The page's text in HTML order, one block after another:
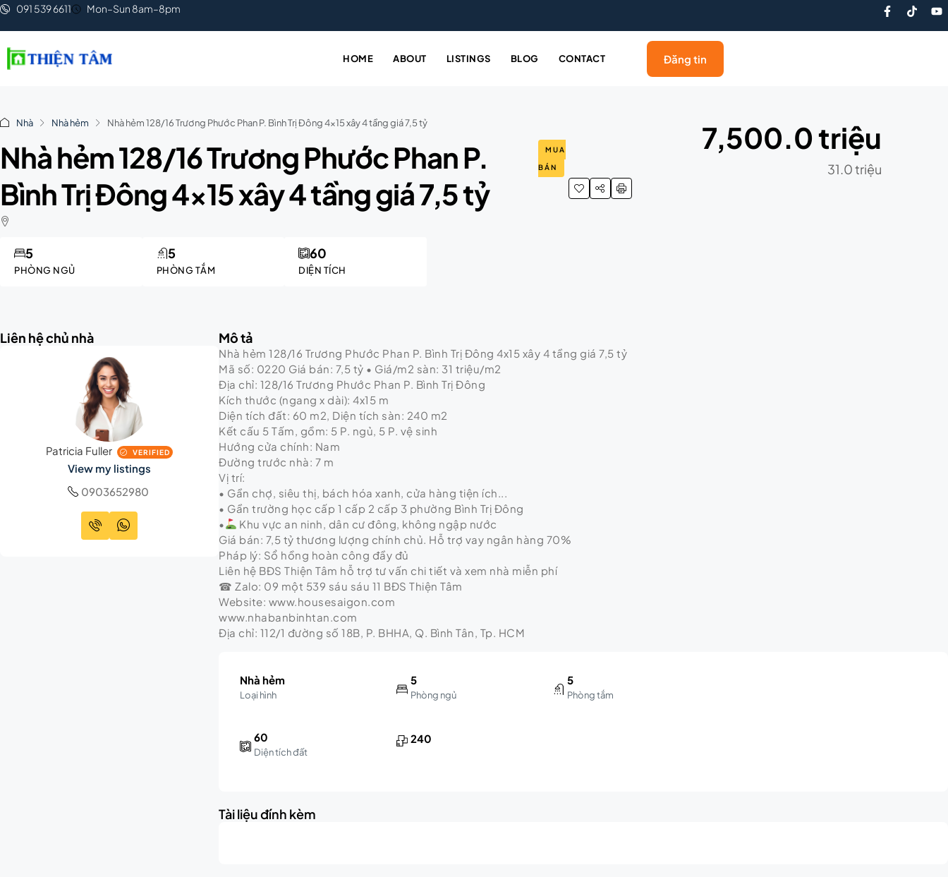
091 539 6611 Mon–Sun 8am–8pm
HOME ABOUT LISTINGS BLOG CONTACT Đăng tin
Nhà Nhà hẻm Nhà hẻm 128/16 Trương Phước Phan P. Bình Trị Đông 4×15 xây 4 tầng giá 7,5 tỷ
Nhà hẻm 128/16 Trương Phước Phan P.
Bình Trị Đông 4×15 xây 4 tầng giá 7,5 tỷ
MUA
BÁN
PHÒNG NGỦ
5
PHÒNG TẮM
5
DIỆN TÍCH
60
7,500.0 triệu
31.0 triệu
Liên hệ chủ nhà
Patricia Fuller VERIFIED
View my listings
0903652980
Mô tả
Nhà hẻm 128/16 Trương Phước Phan P. Bình Trị Đông 4x15 xây 4 tầng giá 7,5 tỷ
Mã số: 0220 Giá bán: 7,5 tỷ • Giá/m2 sàn: 31 triệu/m2
Địa chỉ: 128/16 Trương Phước Phan P. Bình Trị Đông
Kích thước (ngang x dài): 4x15 m
Diện tích đất: 60 m2, Diện tích sàn: 240 m2
Kết cấu 5 Tấm, gồm: 5 P. ngủ, 5 P. vệ sinh
Hướng cửa chính: Nam
Đường trước nhà: 7 m
Vị trí:
• Gần chợ, siêu thị, bách hóa xanh, cửa hàng tiện ích...
• Gần trường học cấp 1 cấp 2 cấp 3 phường Bình Trị Đông
•
Khu vực an ninh, dân cư đông, không ngập nước
Giá bán: 7,5 tỷ thương lượng chính chủ. Hỗ trợ vay ngân hàng 70%
Pháp lý: Sổ hồng hoàn công đầy đủ
Liên hệ BĐS Thiện Tâm hỗ trợ tư vấn chi tiết và xem nhà miễn phí
☎ Zalo: 09 một 539 sáu sáu 11 BĐS Thiện Tâm
Website: www.housesaigon.com
www.nhabanbinhtan.com
Địa chỉ: 112/1 đường số 18B, P. BHHA, Q. Bình Tân, Tp. HCM
Nhà hẻm
Loại hình
5
Phòng ngủ
5
Phòng tắm
60
Diện tích đất
240
Tài liệu đính kèm